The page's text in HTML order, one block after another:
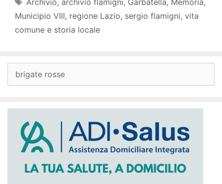
Archivio, archivio flamigni, Garbatella, Memoria,
Municipio VIII, regione Lazio, sergio flamigni, vita
comune e storia locale
per: